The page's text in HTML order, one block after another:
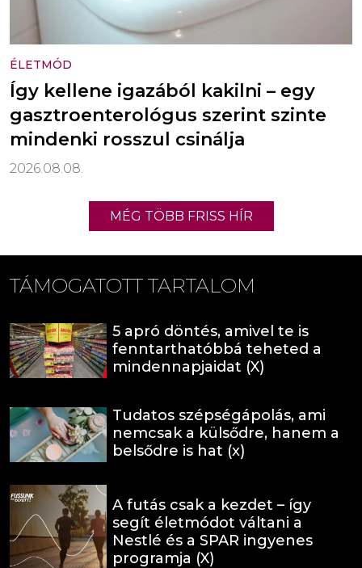
ÉLETMÓD
Így kellene igazából kakilni – egy
gasztroenterológus szerint szinte
mindenki rosszul csinálja
2026.08.08.
MÉG TÖBB FRISS HÍR
TÁMOGATOTT TARTALOM
5 apró döntés, amivel te is
fenntarthatóbbá teheted a
mindennapjaidat (X)
Tudatos szépségápolás, ami
nemcsak a külsődre, hanem a
belsődre is hat (x)
A futás csak a kezdet – így
segít életmódot váltani a
Nestlé és a SPAR ingyenes
programja (X)